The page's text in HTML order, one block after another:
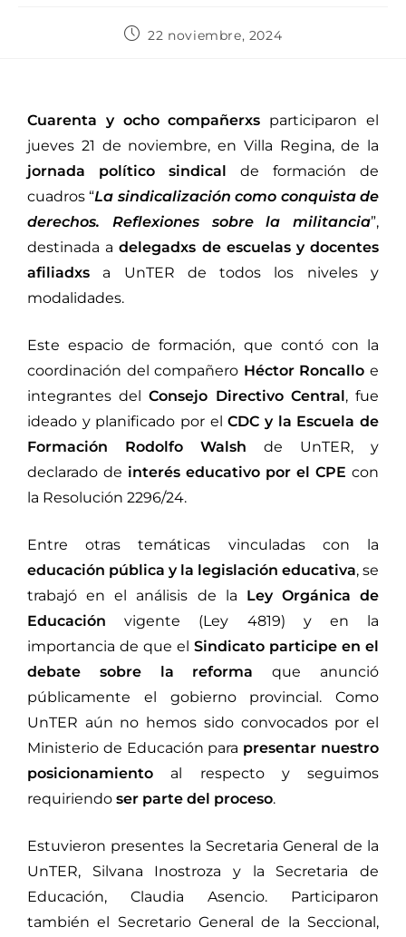
22 noviembre, 2024
Cuarenta y ocho compañerxs participaron el
jueves 21 de noviembre, en Villa Regina, de la
jornada político sindical de formación de
cuadros “La sindicalización como conquista de
derechos. Reflexiones sobre la militancia”,
destinada adelegadxs de escuelas y docentes
afiliadxs a UnTER de todos los niveles y
modalidades.
Este espacio de formación, que contó con la
coordinación del compañero Héctor Roncallo e
integrantes delConsejo Directivo Central, fue
ideado y planificado por el CDC y la Escuela de
Formación Rodolfo Walsh de UnTER, y
declarado de interés educativo por el CPE con
la Resolución 2296/24.
Entre otras temáticas vinculadas con la
educación pública y la legislación educativa, se
trabajó en el análisis de la Ley Orgánica de
Educación vigente (Ley 4819) y en la
importancia de que el Sindicato participe en el
debate sobre la reforma que anunció
públicamente el gobierno provincial. Como
UnTER aún no hemos sido convocados por el
Ministerio de Educación para presentar nuestro
posicionamiento al respecto y seguimos
requiriendo ser parte del proceso.
Estuvieron presentes la Secretaria General de la
UnTER, Silvana Inostroza y la Secretaria de
Educación, Claudia Asencio. Participaron
también el Secretario General de la Seccional,